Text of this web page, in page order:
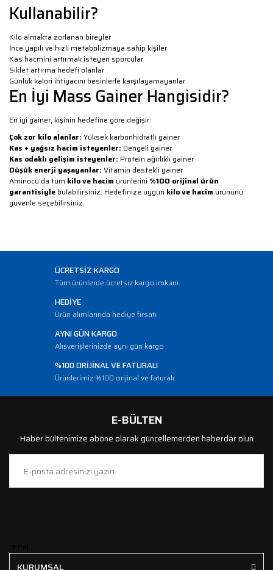
Kullanabilir?
Kilo almakta zorlanan bireyler
İnce yapılı ve hızlı metabolizmaya sahip kişiler
Kas hacmini artırmak isteyen sporcular
Sıklet artırma hedefi olanlar
Günlük kalori ihtiyacını besinlerle karşılayamayanlar
En İyi Mass Gainer Hangisidir?
En iyi gainer, kişinin hedefine göre değişir:
Çok zor kilo alanlar: Yüksek karbonhidratlı gainer
Kas + yağsız hacim isteyenler: Dengeli gainer
Kas odaklı gelişim isteyenler: Protein ağırlıklı gainer
Düşük enerji yaşayanlar: Vitamin destekli gainer
Aminocu’da tüm kilo ve hacim ürünlerini %100 orijinal ürün
garantisiyle bulabilirsiniz. Hedefinize uygun kilo ve hacim ürününü
güvenle seçebilirsiniz.
ÜCRETSİZ KARGO
Tüm ürünlerde ücretsiz kargo imkanı
HEDİYE
Ürün alımlarında hediye fırsatı
AYNI GÜN KARGO
Alışverişlerinizde aynı gün kargo
%100 ORİJİNAL VE FATURALI
Ürünlerimiz %100 orijinal ve faturalı
E-BÜLTEN
Haber bültenimize abone olarak güncellemerden haberdar olun
KURUMSAL